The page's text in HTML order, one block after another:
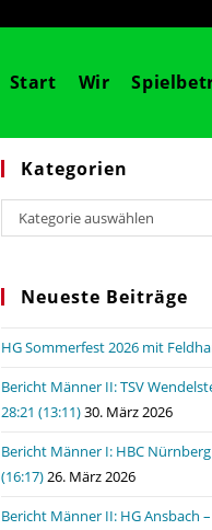
Start Wir
Kategorien
Kategorien
Kategorie auswählen
Neueste Beiträge
HG Sommerfest 2026 mit
Bericht Männer II: TSV
28:21 (13:11)30. März 2026
Bericht Männer I: HBC
(16:17)26. März 2026
Bericht Männer II: HG Ansbach